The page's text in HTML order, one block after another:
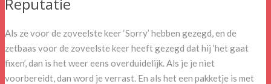
Als ze voor de zoveelste keer ‘Sorry’ hebben gezegd, en de
zetbaas voor de zoveelste keer heeft gezegd dat hij ‘het gaat
fixen’, dan is het weer eens overduidelijk. Als je je niet
voorbereidt, dan word je verrast. En als het een pakketje is met